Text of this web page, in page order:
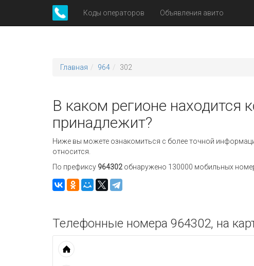
Коды операторов Объявления авито
Главная 964 302
В каком регионе находится
принадлежит?
Ниже вы можете ознакомиться с более точной
относится.
По префиксу 964302 обнаружено 130000 мобильных
Телефонные номера 964302, на